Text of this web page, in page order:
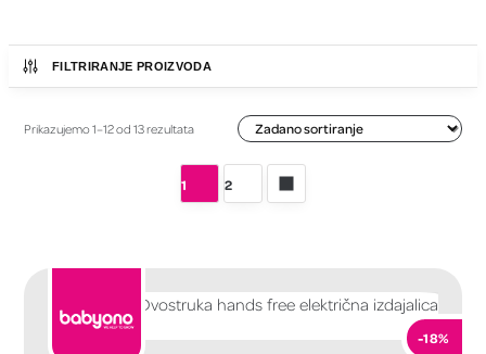
FILTRIRANJE PROIZVODA
Prikazujemo 1–12 od 13 rezultata
1 2
-18%